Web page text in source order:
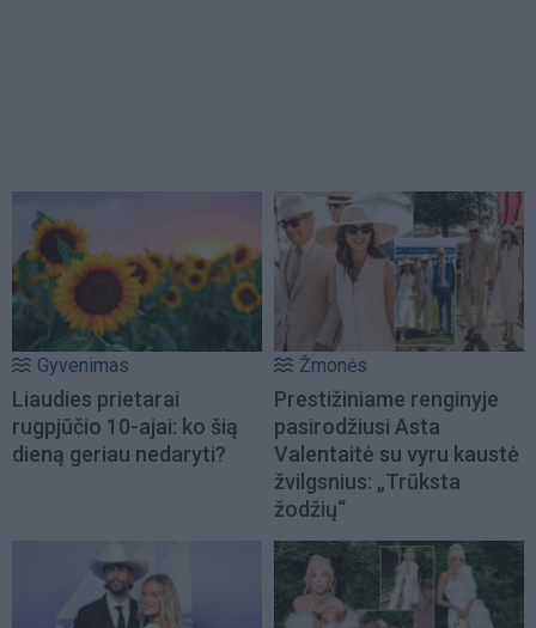
Gyvenimas
Liaudies prietarai
rugpjūčio 10-ajai: ko šią
dieną geriau nedaryti?
Žmonės
Prestižiniame renginyje
pasirodžiusi Asta
Valentaitė su vyru kaustė
žvilgsnius: „Trūksta
žodžių“